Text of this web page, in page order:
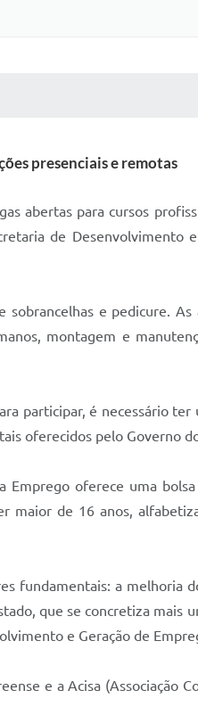
presenciais e remotas
abertas para cursos
de Desenvolvimento
e pedicure.
montagem e
participar, é necessário ter
oferecidos pelo Governo
Emprego oferece uma
de 16 anos,
fundamentais: a melhoria
que se concretiza mais
e Geração de
e a Acisa (Associação